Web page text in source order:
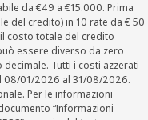
da €49 a €15.000. Prima
del credito) in 10 rate da € 50
il costo totale del credito
essere diverso da zero
Tutti i costi azzerati -
08/01/2026 al 31/08/2026.
Per le informazioni
“Informazioni